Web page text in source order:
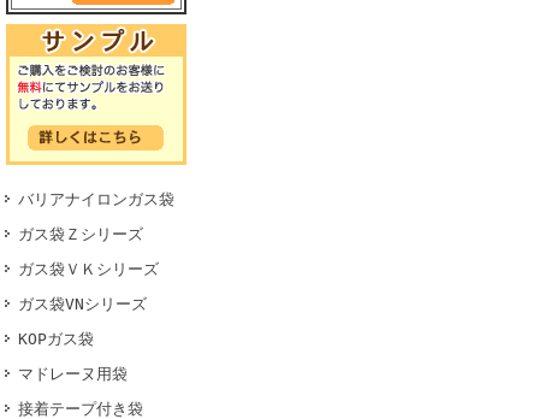
バリアナイロンガス袋
ガス袋Ｚシリーズ
ガス袋ＶＫシリーズ
ガス袋VNシリーズ
KOPガス袋
マドレーヌ用袋
接着テープ付き袋